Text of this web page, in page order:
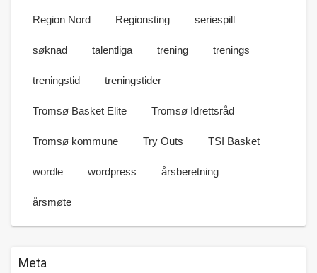
Region Nord Regionsting seriespill
søknad talentliga trening trenings
treningstid treningstider
Tromsø Basket Elite Tromsø Idrettsråd
Tromsø kommune Try Outs TSI Basket
wordle wordpress årsberetning
årsmøte
Meta